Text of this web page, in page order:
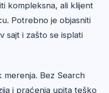
kompleksna, ali klijent
Potrebno je objasniti
sajt i zašto se isplati
Bez Search
i praćenja upita teško